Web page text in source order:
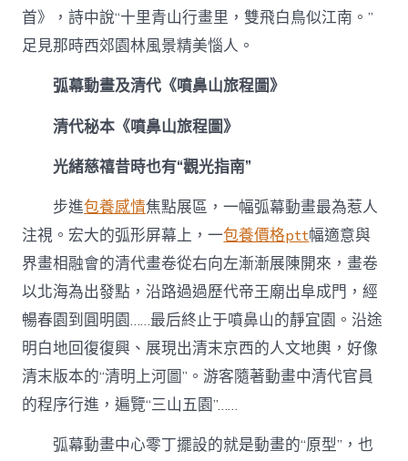
首》，詩中說“十里青山行畫里，雙飛白鳥似江南。”
足見那時西郊園林風景精美惱人。
弧幕動畫及清代《噴鼻山旅程圖》
清代秘本《噴鼻山旅程圖》
光緒慈禧昔時也有“觀光指南”
步進包養感情焦點展區，一幅弧幕動畫最為惹人
注視。宏大的弧形屏幕上，一包養價格ptt幅適意與
界畫相融會的清代畫卷從右向左漸漸展陳開來，畫卷
以北海為出發點，沿路過過歷代帝王廟出阜成門，經
暢春園到圓明園……最后終止于噴鼻山的靜宜園。沿途
明白地回復復興、展現出清末京西的人文地輿，好像
清末版本的“清明上河圖”。游客隨著動畫中清代官員
的程序行進，遍覽“三山五園”……
弧幕動畫中心零丁擺設的就是動畫的“原型”，也